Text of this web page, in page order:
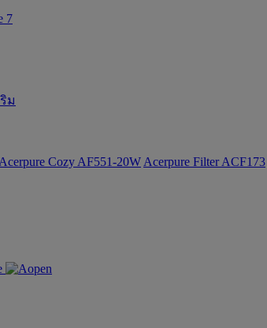
7
ม
Acerpure Cozy AF551-20W Acerpure Filter ACF173